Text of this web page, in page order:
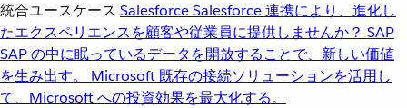
統合ユースケース SalesforceSalesforce 連携により、進化し
たエクスペリエンスを顧客や従業員に提供しませんか？ SAP
SAP の中に眠っているデータを開放することで、新しい価値
を生み出す。
Microsoft 既存の接続ソリューションを活用し
て、Microsoft への投資効果を最大化する。